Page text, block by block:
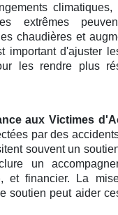
extrêmes
chaudières et
important d'ajuster
les rendre plus
aux Victimes
par des
souvent un
un
et financier. La
soutien peut aider